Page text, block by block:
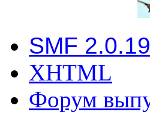
SMF 2.0.19
XHTML
Форум